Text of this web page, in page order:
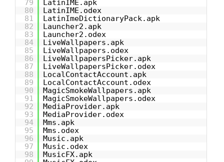
79
LatinIME.apk
80
LatinIME.odex
81
LatinImeDictionaryPack.apk
82
Launcher2.apk
83
Launcher2.odex
84
LiveWallpapers.apk
85
LiveWallpapers.odex
86
LiveWallpapersPicker.apk
87
LiveWallpapersPicker.odex
88
LocalContactAccount.apk
89
LocalContactAccount.odex
90
MagicSmokeWallpapers.apk
91
MagicSmokeWallpapers.odex
92
MediaProvider.apk
93
MediaProvider.odex
94
Mms.apk
95
Mms.odex
96
Music.apk
97
Music.odex
98
MusicFX.apk